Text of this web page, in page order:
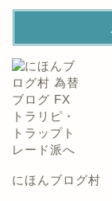
にほんブログ村